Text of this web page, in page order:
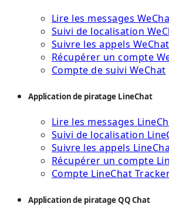
Lire les messages
Suivi de localisation
Suivre les appels WeChat
Récupérer un compte
Compte de suivi WeChat
Application de piratage LineChat
Lire les messages
Suivi de localisation
Suivre les appels
Récupérer un compte
Compte LineChat
Application de piratage QQ Chat